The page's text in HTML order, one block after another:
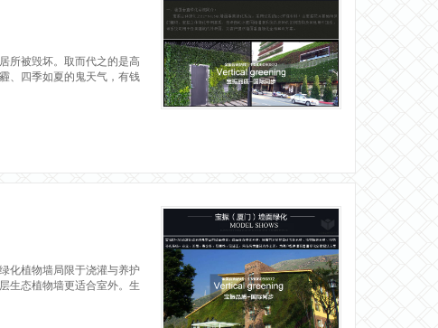
所被毁坏。取而代之的是高
、四季如夏的鬼天气，有钱
化植物墙局限于浇灌与养护
生态植物墙更适合室外。生